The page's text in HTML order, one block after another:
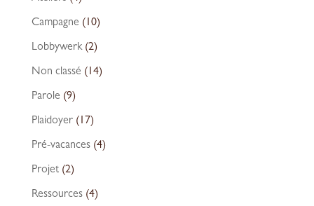
Campagne (10)
Lobbywerk(2)
Non classé (14)
Parole (9)
Plaidoyer(17)
Pré-vacances(4)
Projet(2)
Ressources(4)